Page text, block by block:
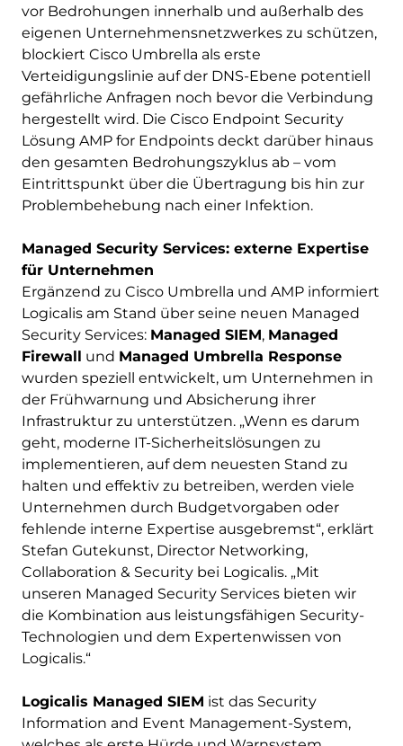
vor Bedrohungen innerhalb und außerhalb des
eigenen Unternehmensnetzwerkes zu schützen,
blockiert Cisco Umbrella als erste
Verteidigungslinie auf der DNS-Ebene potentiell
gefährliche Anfragen noch bevor die Verbindung
hergestellt wird. Die Cisco Endpoint Security
Lösung AMP for Endpoints deckt darüber hinaus
den gesamten Bedrohungszyklus ab – vom
Eintrittspunkt über die Übertragung bis hin zur
Problembehebung nach einer Infektion.
Managed Security Services: externe Expertise
für Unternehmen
Ergänzend zu Cisco Umbrella und AMP informiert
Logicalis am Stand über seine neuen Managed
Security Services: Managed SIEM, Managed
Firewall und Managed Umbrella Response
wurden speziell entwickelt, um Unternehmen in
der Frühwarnung und Absicherung ihrer
Infrastruktur zu unterstützen. „Wenn es darum
geht, moderne IT-Sicherheitslösungen zu
implementieren, auf dem neuesten Stand zu
halten und effektiv zu betreiben, werden viele
Unternehmen durch Budgetvorgaben oder
fehlende interne Expertise ausgebremst“, erklärt
Stefan Gutekunst, Director Networking,
Collaboration & Security bei Logicalis. „Mit
unseren Managed Security Services bieten wir
die Kombination aus leistungsfähigen Security-
Technologien und dem Expertenwissen von
Logicalis.“
Logicalis Managed SIEM ist das Security
Information and Event Management-System,